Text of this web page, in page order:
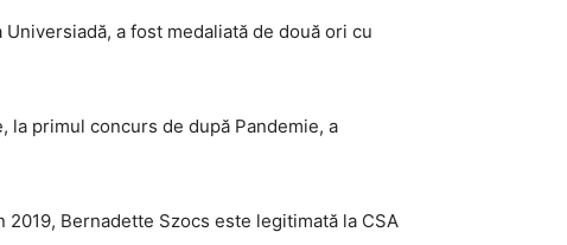
a fost medaliată de două ori cu
la primul concurs de după Pandemie, a
Bernadette Szocs este legitimată la CSA